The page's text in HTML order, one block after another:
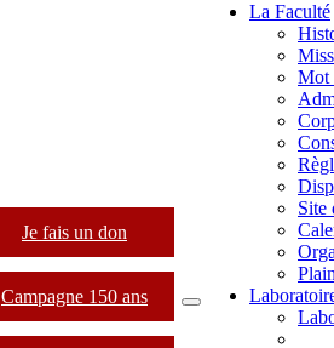
Je fais un don
Campagne 150 ans
La Faculté
Mot
Site